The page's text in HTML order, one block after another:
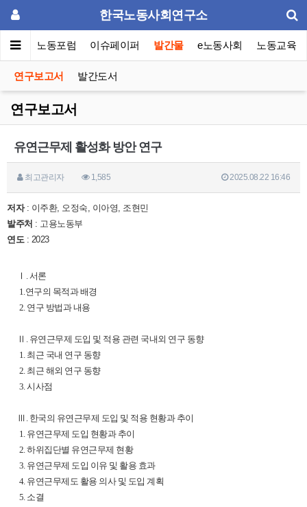
한국노동사회연구소
개 노동포럼 이슈페이퍼 발간물 e노동사회 노동교육
연구보고서 발간도서
연구보고서
유연근무제 활성화 방안 연구
최고관리자 1,585 2025.08.22 16:46
저자: 이주환, 오정숙, 이아영, 조현민
발주처 : 고용노동부
연도: 2023
Ⅰ. 서론
1.연구의 목적과 배경
2. 연구 방법과 내용
Ⅱ. 유연근무제 도입 및 적용 관련 국내외 연구 동향
1. 최근 국내 연구 동향
2. 최근 해외 연구 동향
3. 시사점
Ⅲ. 한국의 유연근무제 도입 및 적용 현황과 추이
1. 유연근무제 도입 현황과 추이
2. 하위집단별 유연근무제 현황
3. 유연근무제 도입 이유 및 활용 효과
4. 유연근무제도 활용 의사 및 도입 계획
5. 소결